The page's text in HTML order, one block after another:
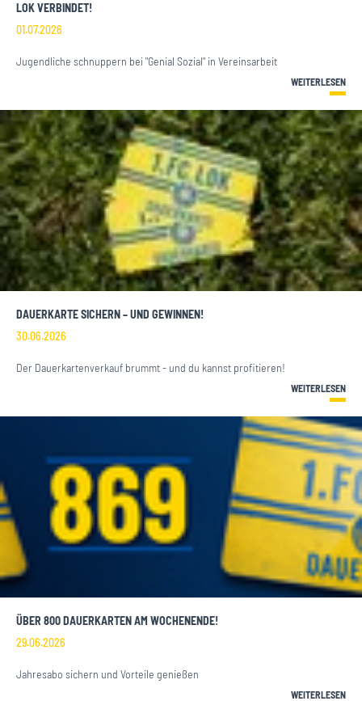
LOK VERBINDET!
01.07.2026
Jugendliche schnuppern bei "Genial Sozial" in Vereinsarbeit
WEITERLESEN
DAUERKARTE SICHERN – UND GEWINNEN!
30.06.2026
Der Dauerkartenverkauf brummt - und du kannst profitieren!
WEITERLESEN
ÜBER 800 DAUERKARTEN AM WOCHENENDE!
29.06.2026
Jahresabo sichern und Vorteile genießen
WEITERLESEN